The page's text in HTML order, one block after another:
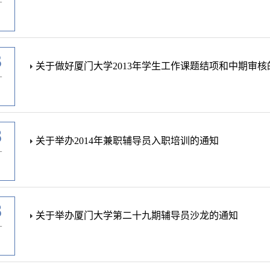
关于做好厦门大学2013年学生工作课题结项和中期审核
关于举办2014年兼职辅导员入职培训的通知
关于举办厦门大学第二十九期辅导员沙龙的通知